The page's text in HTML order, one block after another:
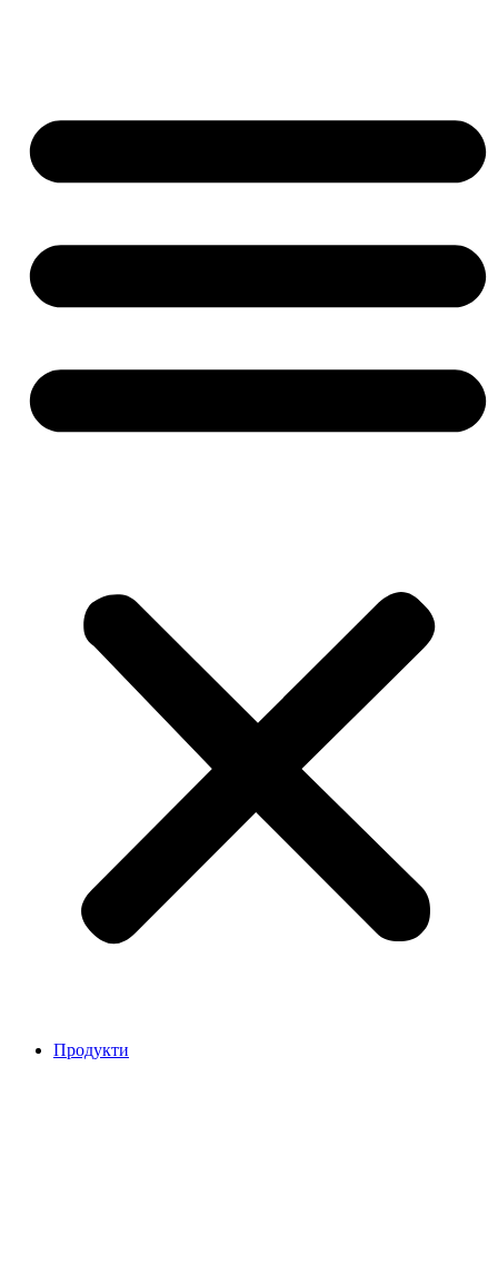
Продукти